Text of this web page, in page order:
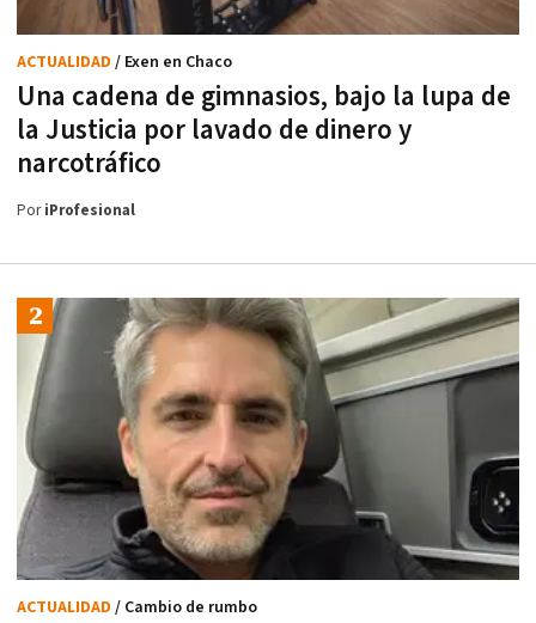
Una cadena de gimnasios, bajo la lupa de
la Justicia por lavado de dinero y
narcotráfico
ACTUALIDAD / Exen en Chaco
PoriProfesional
ACTUALIDAD / Cambio de rumbo